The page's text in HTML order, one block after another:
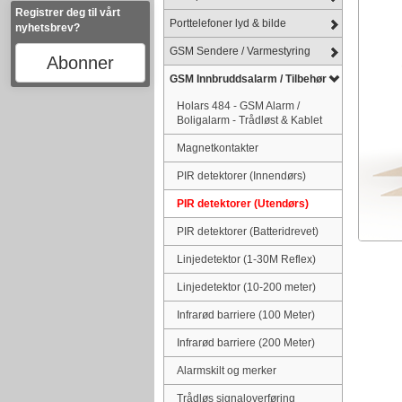
Registrer deg til vårt
nyhetsbrev?
Abonner
Porttelefoner lyd & bilde
GSM Sendere / Varmestyring
GSM Innbruddsalarm / Tilbehør
Holars 484 - GSM Alarm /
Boligalarm - Trådløst & Kablet
Magnetkontakter
PIR detektorer (Innendørs)
PIR detektorer (Utendørs)
PIR detektorer (Batteridrevet)
Linjedetektor (1-30M Reflex)
Linjedetektor (10-200 meter)
Infrarød barriere (100 Meter)
Infrarød barriere (200 Meter)
Alarmskilt og merker
Trådløs signaloverføring